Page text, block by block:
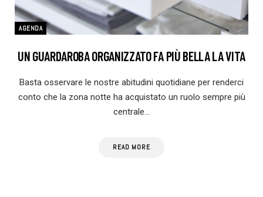
AGENDA
UN GUARDAROBA ORGANIZZATO FA PIÙ BELLA LA VITA
Basta osservare le nostre abitudini quotidiane per renderci
conto che la zona notte ha acquistato un ruolo sempre più
centrale…
READ MORE